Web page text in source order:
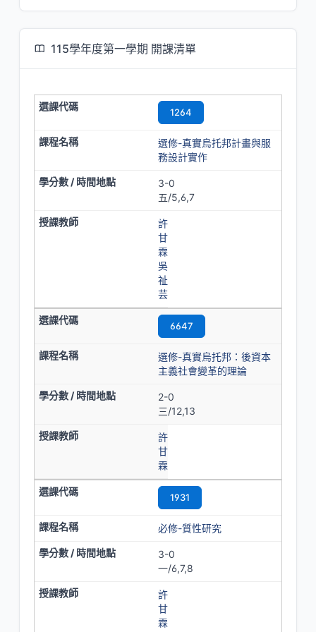
115學年度第一學期 開課清單
1264
選修-真實烏托邦計畫與服
務設計實作
3-0
五/5,6,7
許
甘
霖
吳
祉
芸
6647
選修-真實烏托邦：後資本
主義社會變革的理論
2-0
三/12,13
許
甘
霖
1931
必修-質性研究
3-0
一/6,7,8
許
甘
霖